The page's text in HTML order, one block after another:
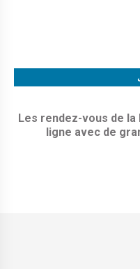
Les rendez-vous de
ligne avec de